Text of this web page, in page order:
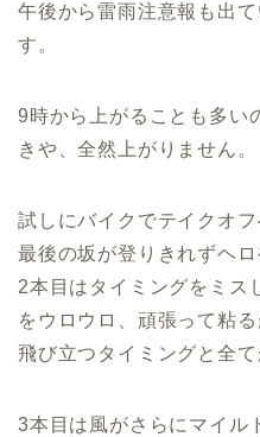
午後から雷雨注意報も出
す。
9時から上がることも多い
きや、全然上がりません。
試しにバイクでテイクオ
最後の坂が登りきれずヘ
2本目はタイミングをミス
をウロウロ、頑張って粘
飛び立つタイミングと全て
3本目は風がさらにマイル